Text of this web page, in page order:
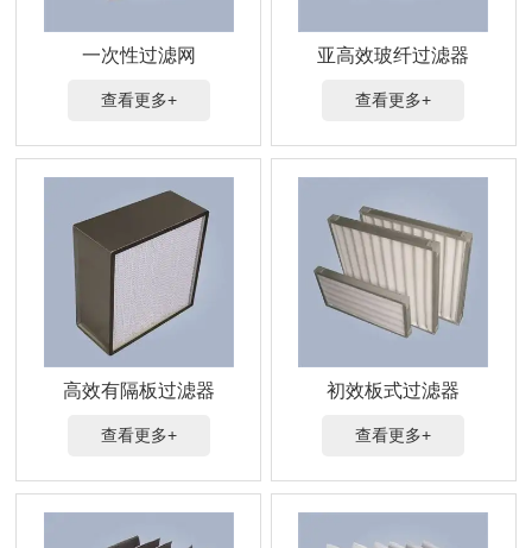
一次性过滤网
查看更多+
亚高效玻纤过滤器
查看更多+
高效有隔板过滤器
查看更多+
初效板式过滤器
查看更多+